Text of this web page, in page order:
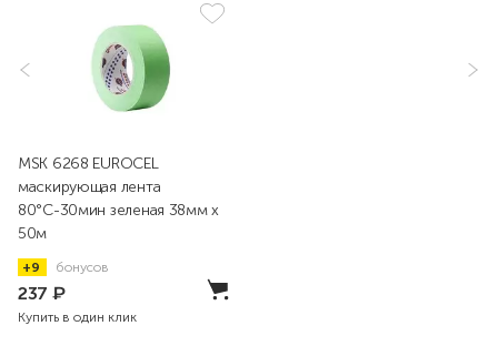
MSK 6268 EUROCEL
маскирующая лента
80°С-30мин зеленая 38мм х
50м
+9 бонусов
237 ₽
Купить в один клик